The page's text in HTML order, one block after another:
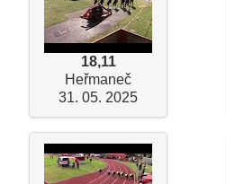
18,11
Heřmaneč
31. 05. 2025